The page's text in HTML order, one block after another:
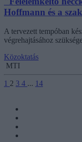
Hoffmann és a
A tervezett tempóban
végrehajtásához
Közoktatás
MTI
1 2 3 4 ... 14